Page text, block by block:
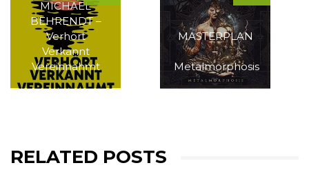
MICHAEL
BEHRENDT –
Verhört
Verkannt
Vereinnahmt
MASTERPLAN
–
Metalmorphosis
RELATED POSTS